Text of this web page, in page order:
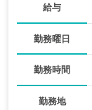
給与
勤務曜日
勤務時間
勤務地